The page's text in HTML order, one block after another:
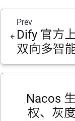
Prev
Dify 官方
双向多智
Nacos
权、灰